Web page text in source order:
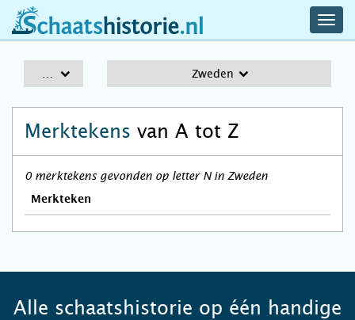
schaatshistorie.nl
Zweden
Merktekens van A tot Z
0 merktekens gevonden op letter N in Zweden
Merkteken
Alle schaatshistorie op één handige